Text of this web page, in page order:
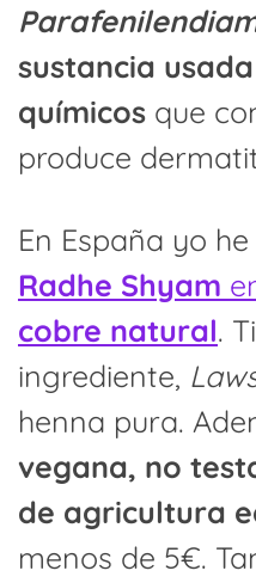
sustancia
químicos que
produce
En España yo
Radhe Shyam
cobre natural.
ingrediente,
henna pura.
vegana, no
de agricultura
menos de 5€.